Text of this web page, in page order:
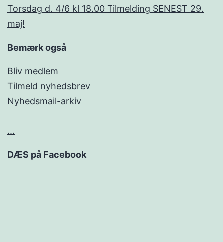
Torsdag d. 4/6 kl 18.00 Tilmelding SENEST 29.
maj!
Bemærk også
Bliv medlem
Tilmeld nyhedsbrev
Nyhedsmail-arkiv
...
DÆS på Facebook